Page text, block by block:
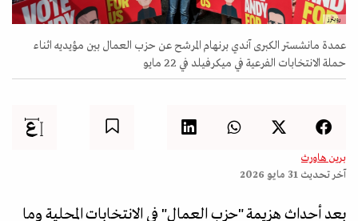
رويترز
عمدة مانشستر الكبرى آندي برنهام المرشح عن حزب العمال بين مؤيديه اثناء
حملة الانتخابات الفرعية في ميكرفيلد في 22 مايو
برين هاورث
آخر تحديث 31 مايو 2026
بعد أحداث هزيمة "حزب العمال" في الانتخابات المحلية وما